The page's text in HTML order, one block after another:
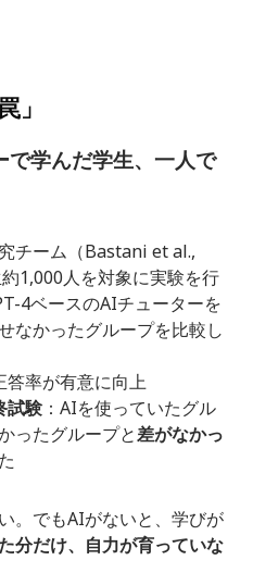
」
学んだ学生、一人で
チーム（Bastani et al.,
1,000人を対象に実験を行
4ベースのAIチューターを
なかったグループを比較し
答率が有意に向上
試験：AIを使っていたグル
ったグループと差がなかっ
。でもAIがないと、学びが
分だけ、自力が育っていな